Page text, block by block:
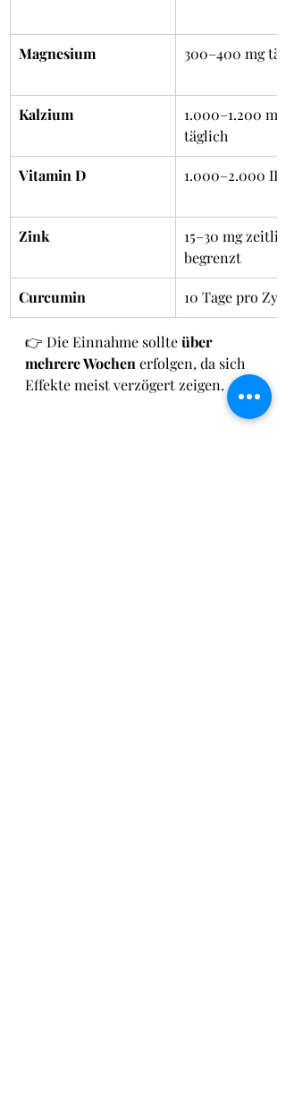
Magnesium 300–400 mg
Kalzium
1.000–1.200 mg
täglich
Vitamin D 1.000–2.000 IE
Zink
15–30 mg
begrenzt
Curcumin 10 Tage pro
👉 Die Einnahme sollte über
mehrere Wochen erfolgen, da sich
Effekte meist verzögert zeigen.